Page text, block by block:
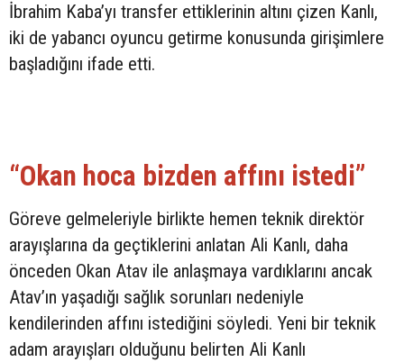
İbrahim Kaba’yı transfer ettiklerinin altını çizen Kanlı,
iki de yabancı oyuncu getirme konusunda girişimlere
başladığını ifade etti.
“Okan hoca bizden affını istedi”
Göreve gelmeleriyle birlikte hemen teknik direktör
arayışlarına da geçtiklerini anlatan Ali Kanlı, daha
önceden Okan Atav ile anlaşmaya vardıklarını ancak
Atav’ın yaşadığı sağlık sorunları nedeniyle
kendilerinden affını istediğini söyledi. Yeni bir teknik
adam arayışları olduğunu belirten Ali Kanlı